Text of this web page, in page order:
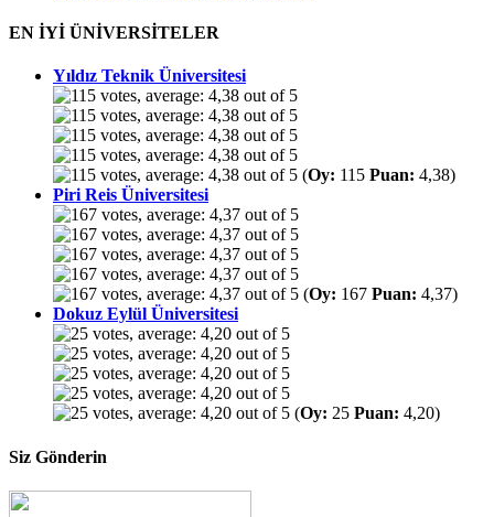
EN İYİ ÜNİVERSİTELER
Yıldız Teknik Üniversitesi
(Oy: 115 Puan: 4,38)
Piri Reis Üniversitesi
(Oy: 167 Puan: 4,37)
Dokuz Eylül Üniversitesi
(Oy: 25 Puan: 4,20)
Siz Gönderin